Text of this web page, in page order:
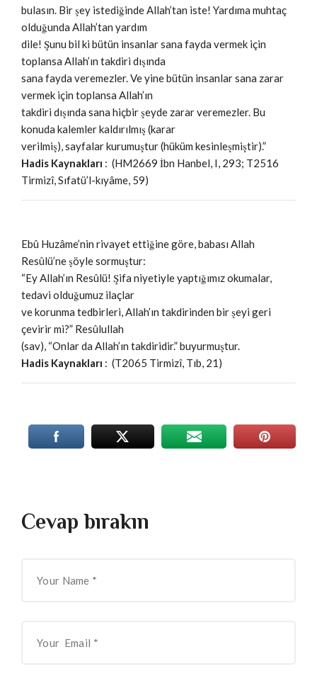
bulasın. Bir şey istediğinde Allah’tan iste! Yardıma muhtaç
olduğunda Allah’tan yardım
dile! Şunu bil ki bütün insanlar sana fayda vermek için
toplansa Allah’ın takdiri dışında
sana fayda veremezler. Ve yine bütün insanlar sana zarar
vermek için toplansa Allah’ın
takdiri dışında sana hiçbir şeyde zarar veremezler. Bu
konuda kalemler kaldırılmış (karar
verilmiş), sayfalar kurumuştur (hüküm kesinleşmiştir).”
Hadis Kaynakları : (HM2669 İbn Hanbel, I, 293; T2516
Tirmizî, Sıfatü’l-kıyâme, 59)
Ebû Huzâme’nin rivayet ettiğine göre, babası Allah
Resûlü’ne şöyle sormuştur:
“Ey Allah’ın Resûlü! Şifa niyetiyle yaptığımız okumalar,
tedavi olduğumuz ilaçlar
ve korunma tedbirleri, Allah’ın takdirinden bir şeyi geri
çevirir mi?” Resûlullah
(sav), “Onlar da Allah’ın takdiridir.” buyurmuştur.
Hadis Kaynakları : (T2065 Tirmizî, Tıb, 21)
Cevap bırakın